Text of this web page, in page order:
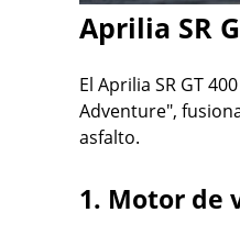
Aprilia SR
El Aprilia SR GT
Adventure",
asfalto.
1. Motor de